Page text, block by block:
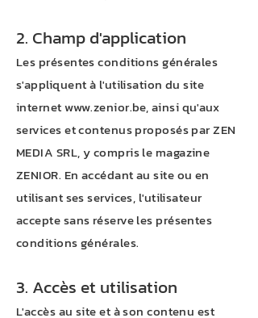
2. Champ d'application
Les présentes conditions générales
s'appliquent à l'utilisation du site
internetwww.zenior.be, ainsi qu'aux
services et contenus proposés par ZEN
MEDIA SRL, y compris le magazine
ZENIOR. En accédant au site ou en
utilisant ses services, l'utilisateur
accepte sans réserve les présentes
conditions générales.
3. Accès et utilisation
L'accès au site et à son contenu est